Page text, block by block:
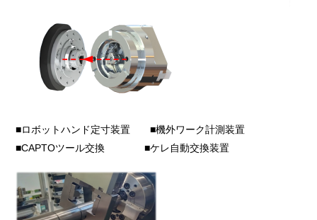
■ロボットハンド定寸装置 ■機外ワーク計測装置
■CAPTOツール交換 ■ケレ自動交換装置